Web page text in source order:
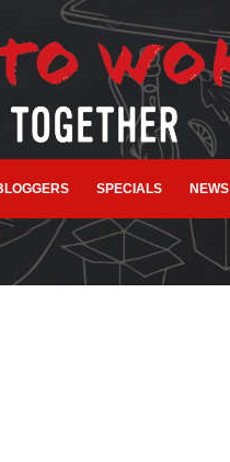
SPECIALS NEWS